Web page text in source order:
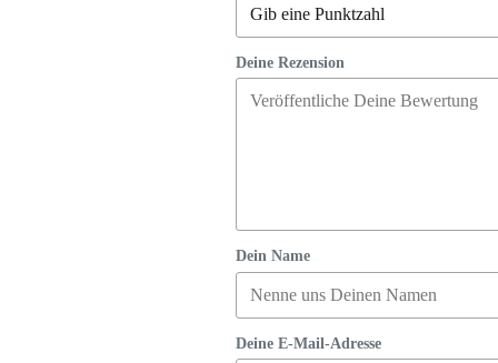
Deine Rezension
Dein Name
Deine E-Mail-Adresse